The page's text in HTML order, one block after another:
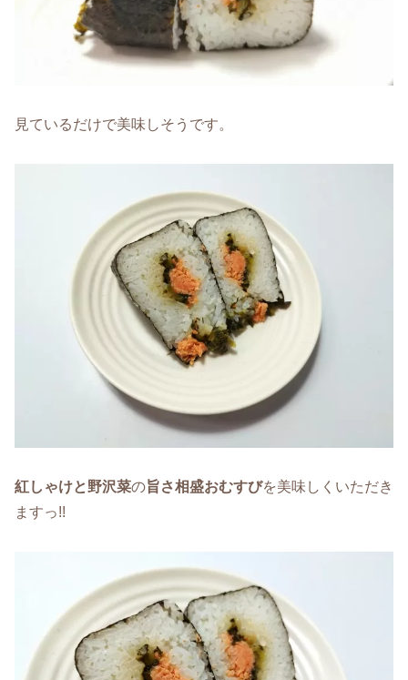
見ているだけで美味しそうです。
紅しゃけと野沢菜の旨さ相盛おむすびを美味しくいただき
ますっ!!